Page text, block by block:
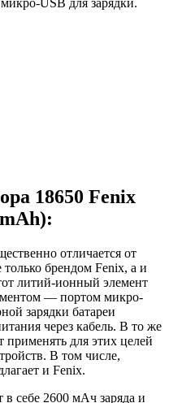
18650 Fenix
отличается от
брендом Fenix, а и
литий-ионный элемент
— портом микро-
зарядки батареи
через кабель. В то же
применять для этих целей
В том числе,
и Fenix.
себе 2600 мАч заряда и